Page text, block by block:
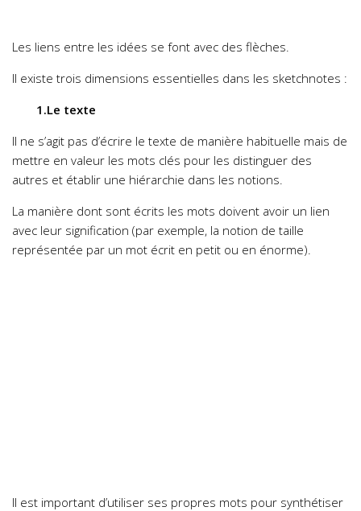
Les liens entre les idées se font avec des flèches.
Il existe trois dimensions essentielles dans les sketchnotes :
1.Le texte
Il ne s’agit pas d’écrire le texte de manière habituelle mais de
mettre en valeur les mots clés pour les distinguer des
autres et établir une hiérarchie dans les notions.
La manière dont sont écrits les mots doivent avoir un lien
avec leur signification (par exemple, la notion de taille
représentée par un mot écrit en petit ou en énorme).
Il est important d’utiliser ses propres mots pour synthétiser